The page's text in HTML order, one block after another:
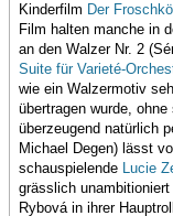
Kinderfilm Der
Film halten manche in
an den Walzer Nr. 2
Suite für Varieté-
wie ein Walzermotiv
übertragen wurde,
überzeugend natürlich
Michael Degen) lässt
schauspielende Lucie
grässlich
Rybová in ihrer